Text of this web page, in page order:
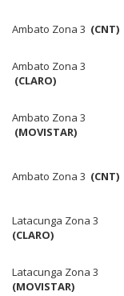
Ambato Zona 3 (CNT)
Ambato Zona 3
(CLARO)
Ambato Zona 3
(MOVISTAR)
Ambato Zona 3 (CNT)
Latacunga Zona 3
(CLARO)
Latacunga Zona 3
(MOVISTAR)